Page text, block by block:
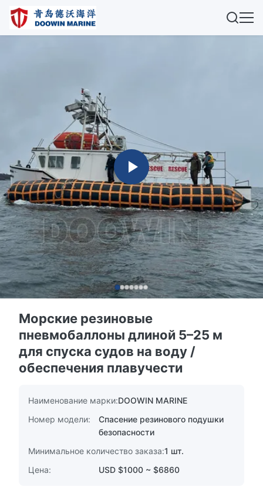
Морские резиновые
пневмобаллоны длиной 5–25 м
для спуска судов на воду /
обеспечения плавучести
Наименование марки:DOOWIN MARINE
Номер модели:
Спасение резинового подушки
безопасности
Минимальное количество заказа:1 шт.
Цена:
USD $1000 ~ $6860